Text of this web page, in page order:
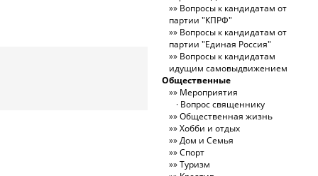
Вопросы к кандидатам от
партии "КПРФ"
Вопросы к кандидатам от
партии "Единая Россия"
Вопросы к кандидатам
идущим самовыдвижением
Общественные
Мероприятия
Вопрос священнику
Общественная жизнь
Хобби и отдых
Дом и Семья
Спорт
Туризм